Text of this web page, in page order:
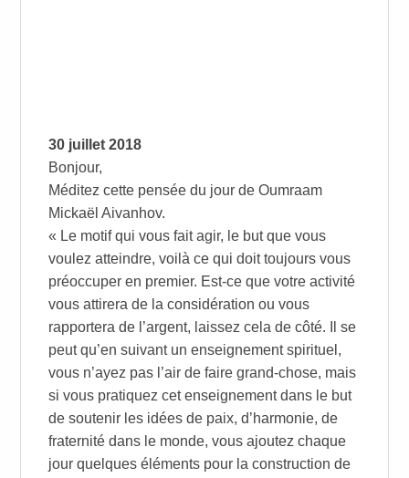
30 juillet 2018
Bonjour,
Méditez cette pensée du jour de Oumraam
Mickaël Aivanhov.
« Le motif qui vous fait agir, le but que vous
voulez atteindre, voilà ce qui doit toujours vous
préoccuper en premier. Est-ce que votre activité
vous attirera de la considération ou vous
rapportera de l’argent, laissez cela de côté. Il se
peut qu’en suivant un enseignement spirituel,
vous n’ayez pas l’air de faire grand-chose, mais
si vous pratiquez cet enseignement dans le but
de soutenir les idées de paix,d’harmonie, de
fraternité dans le monde, vous ajoutez chaque
jour quelques éléments pour la construction de